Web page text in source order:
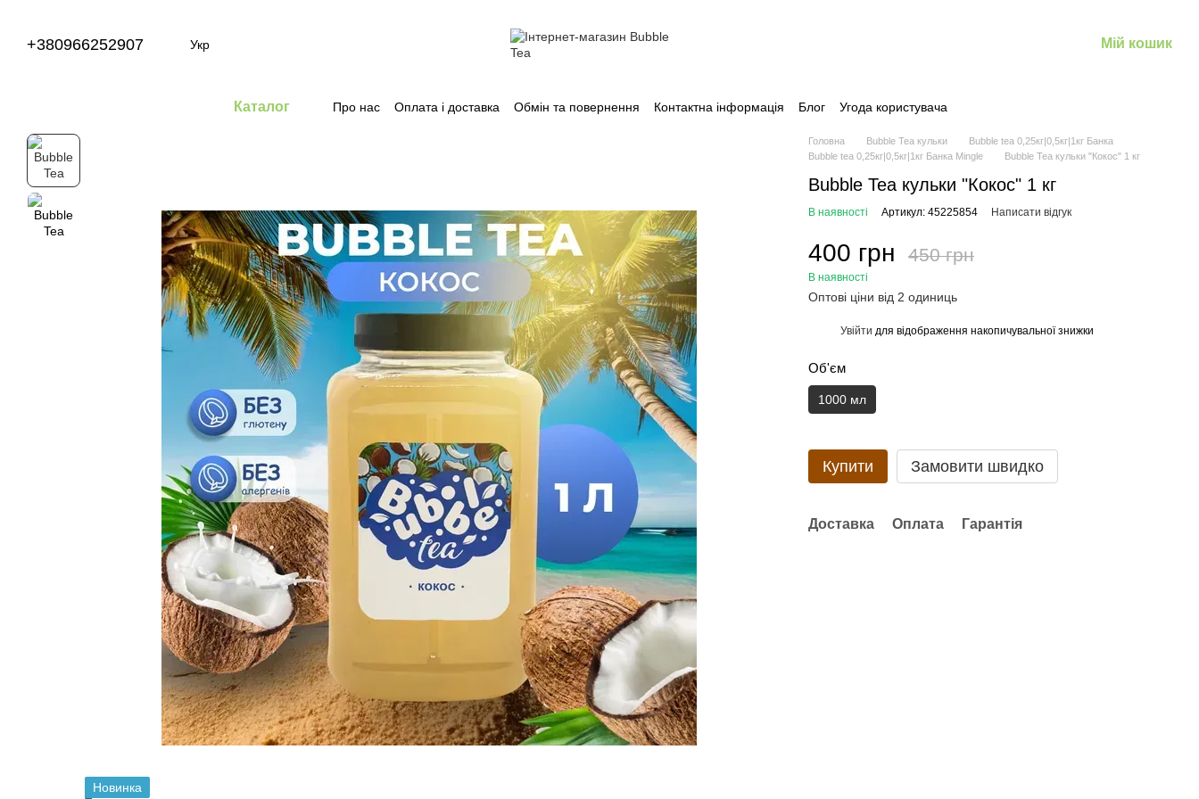
+380966252907 Укр Мій кошик
Каталог Про нас Оплата і доставка Обмін та повернення Контактна інформація Блог Угода користувача
Новинка
Головна Bubble Tea кульки
Bubble tea 0,25кг|0,5кг|1кг Банка
Bubble tea 0,25кг|0,5кг|1кг Банка Mingle
Bubble Tea кульки "Кокос" 1 кг
Bubble Tea кульки "Кокос" 1 кг
В наявності Артикул: 45225854 Написати відгук
400 грн 450 грн
В наявності
Оптові ціни від 2 одиниць
Увійти для відображення накопичувальної знижки
Об'єм
1000 мл
Купити Замовити швидко
Доставка Оплата Гарантія